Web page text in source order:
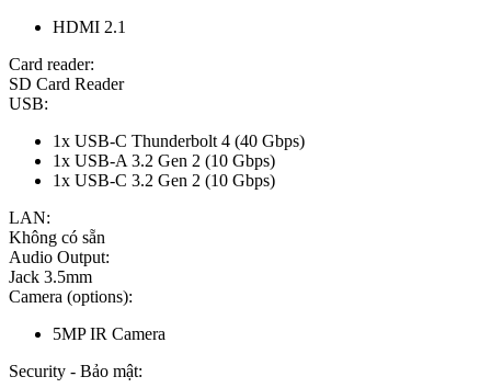
HDMI 2.1
Card reader:
SD Card Reader
USB:
1x USB-C Thunderbolt 4 (40 Gbps)
1x USB-A 3.2 Gen 2 (10 Gbps)
1x USB-C 3.2 Gen 2 (10 Gbps)
LAN:
Không có sẵn
Audio Output:
Jack 3.5mm
Camera (options):
5MP IR Camera
Security - Bảo mật: